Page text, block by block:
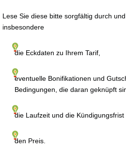
Lese Sie diese bitte sorgfältig durch
insbesondere
die Eckdaten zu Ihrem Tarif,
eventuelle Bonifikationen und
Bedingungen, die daran geknüpft
die Laufzeit und die Kündigungsfrist
den Preis.